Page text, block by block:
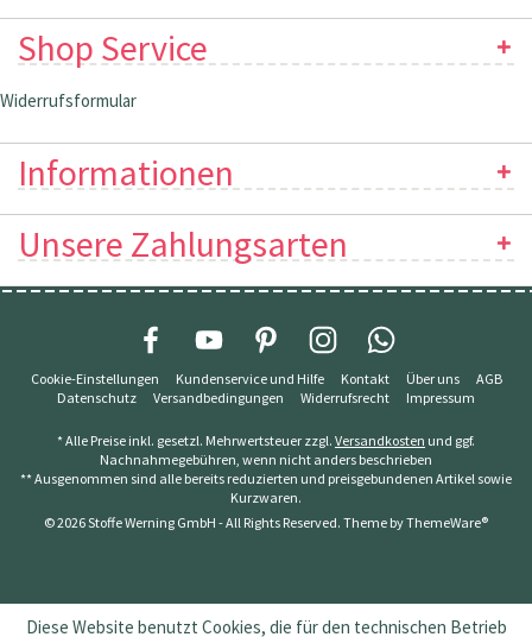
Shop Service
Widerrufsformular
Informationen
Unsere Zahlungsarten
Cookie-Einstellungen Kundenservice und Hilfe Kontakt Über uns
AGB
Datenschutz
Versandbedingungen Widerrufsrecht Impressum
* Alle Preise inkl. gesetzl. Mehrwertsteuer zzgl. Versandkosten und ggf.
Nachnahmegebühren, wenn nicht anders beschrieben
** Ausgenommen sind alle bereits reduzierten und preisgebundenen Artikel sowie
Kurzwaren.
© 2026 Stoffe Werning GmbH - All Rights Reserved. Theme byThemeWare®
Diese Website benutzt Cookies, die für den technischen Betrieb